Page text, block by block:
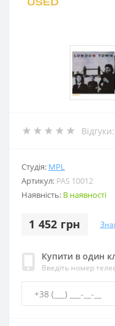
Відгуки:
Студія: MPL
Артикул: PAS 10012
Наявність: В наявності
1 452 грн
Купити в один
Введіть номер